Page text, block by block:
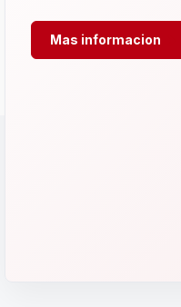
Mas informacion